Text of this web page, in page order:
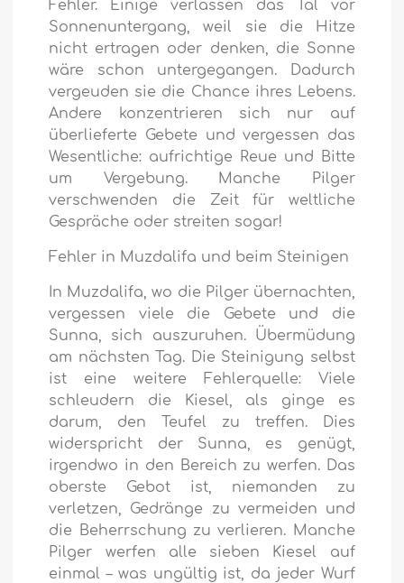
Fehler. Einige verlassen das Tal vor
Sonnenuntergang, weil sie die Hitze
nicht ertragen oder denken, die Sonne
wäre schon untergegangen. Dadurch
vergeuden sie die Chance ihres Lebens.
Andere konzentrieren sich nur auf
überlieferte Gebete und vergessen das
Wesentliche: aufrichtige Reue und Bitte
um Vergebung. Manche Pilger
verschwenden die Zeit für weltliche
Gespräche oder streiten sogar!
Fehler in Muzdalifa und beim Steinigen
In Muzdalifa, wo die Pilger übernachten,
vergessen viele die Gebete und die
Sunna, sich auszuruhen. Übermüdung
am nächsten Tag. Die Steinigung selbst
ist eine weitere Fehlerquelle: Viele
schleudern die Kiesel, als ginge es
darum, den Teufel zu treffen. Dies
widerspricht der Sunna, es genügt,
irgendwo in den Bereich zu werfen. Das
oberste Gebot ist, niemanden zu
verletzen, Gedränge zu vermeiden und
die Beherrschung zu verlieren. Manche
Pilger werfen alle sieben Kiesel auf
einmal – was ungültig ist, da jeder Wurf